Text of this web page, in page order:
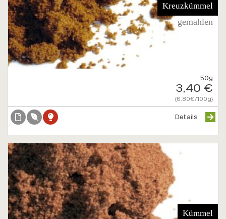
Kreuzkümmel
gemahlen
50g
3,40 €
{6.80€/100g}
Details
Kümmel